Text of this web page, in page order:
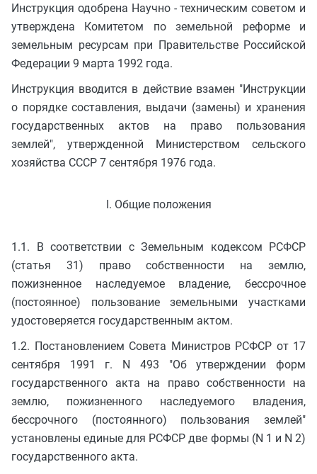
Инструкция одобрена Научно - техническим советом и
утверждена Комитетом по земельной реформе и
земельным ресурсам при Правительстве Российской
Федерации 9 марта 1992 года.
Инструкция вводится в действие взамен "Инструкции
о порядке составления, выдачи (замены) и хранения
государственных актов на право пользования
землей", утвержденной Министерством сельского
хозяйства СССР 7 сентября 1976 года.
I. Общие положения
1.1. В соответствии с Земельным кодексом РСФСР
(статья 31) право собственности на землю,
пожизненное наследуемое владение, бессрочное
(постоянное) пользование земельными участками
удостоверяется государственным актом.
1.2. Постановлением Совета Министров РСФСР от 17
сентября 1991 г. N 493 "Об утверждении форм
государственного акта на право собственности на
землю, пожизненного наследуемого владения,
бессрочного (постоянного) пользования землей"
установлены единые для РСФСР две формы (N 1 и N 2)
государственного акта.